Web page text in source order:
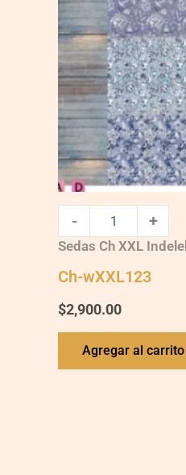
- +
Sedas Ch XXL
Ch-wXXL123
$2,900.00
Agregar al carrito